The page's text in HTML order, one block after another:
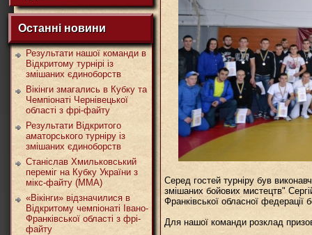
武
道
Останні новини
Результати нашої команди в
Відкритому турнірі із
змішаних єдиноборств
Вікінги змагались в Кубку та
Чемпіонаті Чернівецької
області з фрі-файту
Результати Відкритого
аматорського турніру із
змішаних єдиноборств
Станіслав Хмильковський
переміг на Кубку України з
мікс-файту (ММА)
«Вікінги» відзначилися в
Відкритому чемпіонаті Івано-
Франківської області з фрі-
файту
Серед гостей турніру був
змішаних бойових мистецтв"
Франківської обласної федерації
Для нашої команди розклад